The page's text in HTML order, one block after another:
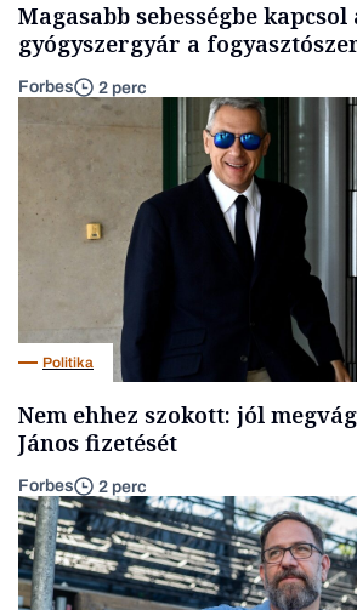
Magasabb sebességbe
gyógyszergyár a
Forbes 2 perc
Politika
Nem ehhez szokott: jól
János fizetését
Forbes 2 perc